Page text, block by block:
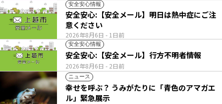
安全安心情報
2026年8月6日 - 1日前
安全安心:【安全メール】明日は熱中症にご注
意ください
安全安心情報
2026年8月6日 - 2日前
安全安心:【安全メール】行方不明者情報
ニュース
幸せを呼ぶ？ うみがたりに「青色のアマガエ
ル」緊急展示